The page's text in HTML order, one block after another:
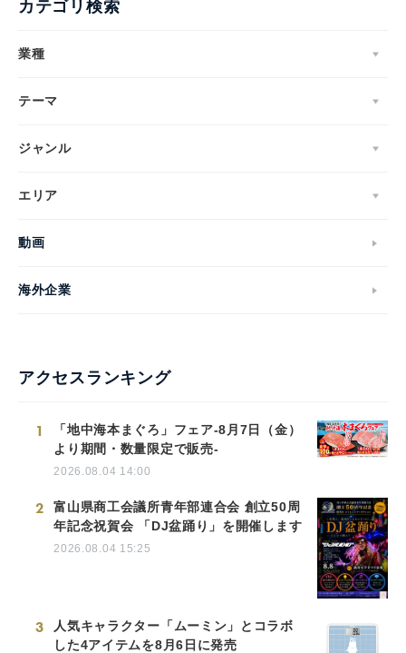
カテゴリ検索
業種
テーマ
ジャンル
エリア
動画
海外企業
アクセスランキング
1
「地中海本まぐろ」フェア-8月7日（金）
より期間・数量限定で販売-
2026.08.04 14:00
2
富山県商工会議所青年部連合会 創立50周
年記念祝賀会 「DJ盆踊り」を開催します
2026.08.04 15:25
3
人気キャラクター「ムーミン」とコラボ
した4アイテムを8月6日に発売